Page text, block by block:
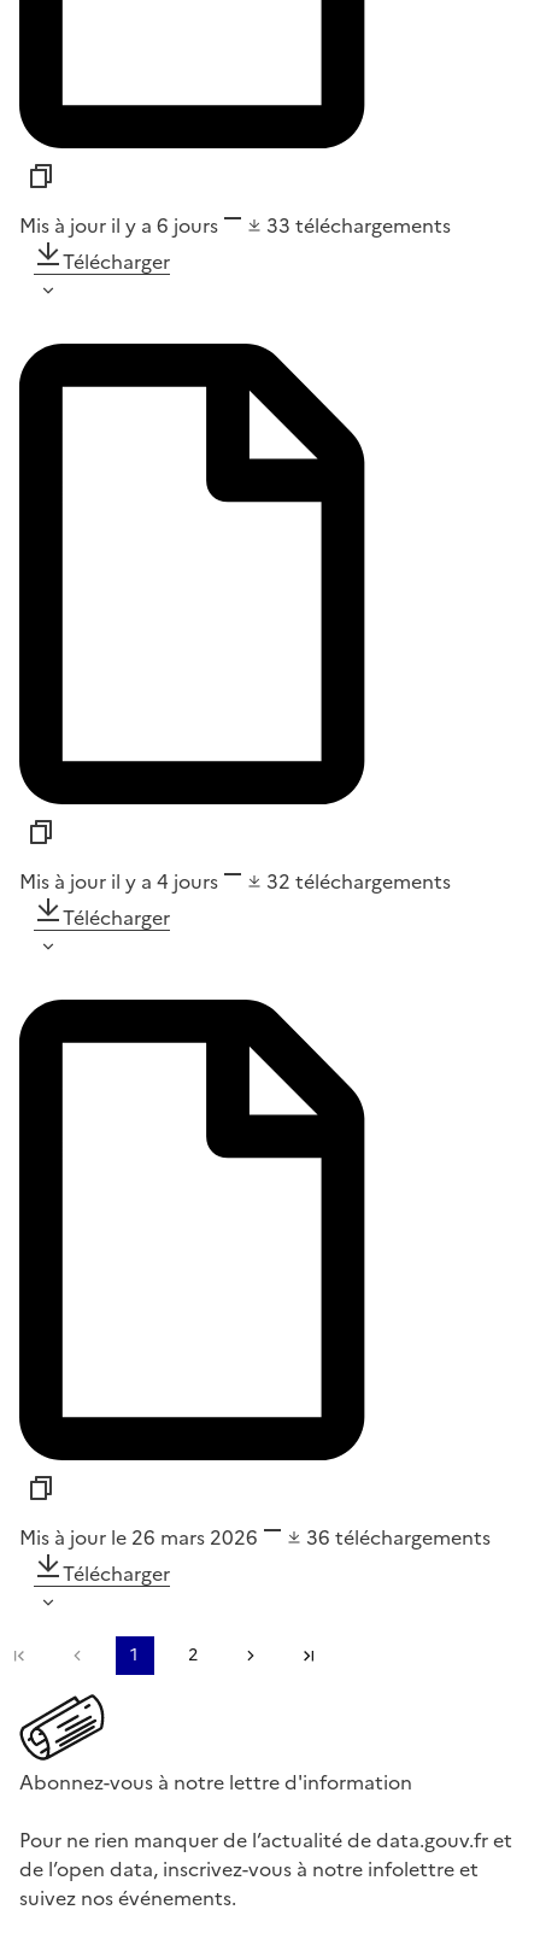
Mis à jour il y a 6 jours 33 téléchargements
Télécharger
Mis à jour il y a 4 jours 32 téléchargements
Télécharger
Mis à jour le 26 mars 2026 36 téléchargements
Télécharger
Première pagePage précédente
1 2 Page suivante
Abonnez-vous à notre lettre d'information
Pour ne rien manquer de l’actualité de data.gouv.fr et
de l’open data, inscrivez-vous à notre infolettre et
suivez nos événements.